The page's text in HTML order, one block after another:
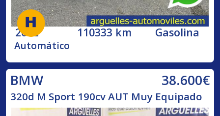
2002 110333 km Gasolina
Automático
BMW 38.600€
320d M Sport 190cv AUT Muy Equipado